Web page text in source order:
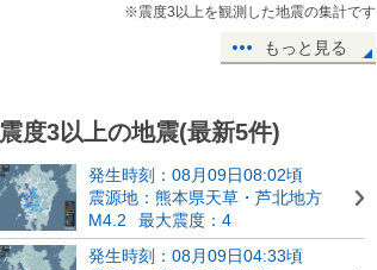
※震度3以上を観測した地震の集計です
もっと見る
震度3以上の地震(最新5件)
発生時刻：08月09日08:02頃
震源地：熊本県天草・芦北地方
M4.2
最大震度：4
発生時刻：08月09日04:33頃